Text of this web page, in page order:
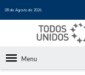
08 de Agosto de 2026
Menu